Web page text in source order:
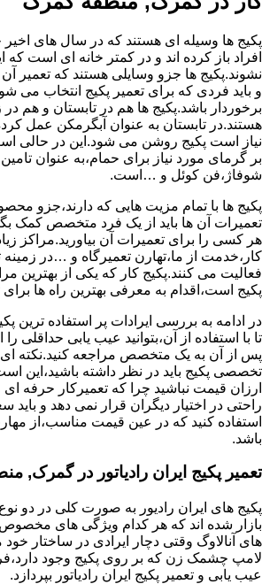
پکیج ها وسیله ای هستند که در سال های اخیر
افراد باز کرده اند و در کمتر خانه ای است که
نشوند.پکیج ها جزو وسایلی هستند که تعمیر
و باید فردی که برای تعمیر پکیج انتخاب می
برخوردار باشد.پکیج ها هم در تابستان و هم
هستند.در تابستان به عنوان آبگرمکن عمل
نیاز است پکیج روشن می شود.این در حالی
بر گرمای مورد نیاز برای حمام،به عنوان
شوفاژ،فن کوئل و …است.
پکیج ها با تمام مزیت هایی که دارند،جزو
تعمیرات آن ها باید از یک فرد متخصص کمک
هر کسی را برای تعمیرات آن بیاورید.مراکز
کار،خدمت از ما،تهارن تعمیرگاه و …در
فعالیت می کنند.پکیج کار که یکی از بهترین
پکیج است،اقدام به معرفی بهترین راه ها
در ادامه به بررسی ایرادات پر استفاده ترین
تا با استفاده از آن،بتوانید عیب یابی حداقلی
پس از آن به یک متخصص مراجعه کنید.نکته ای
تخصصی پکیج باید در نظر داشته باشید،این
ارزان قیمت نباشید چرا که تعمیرکار حرفه
راحتی در اختیار دیگران قرار نمی دهد و
استفاده کنید که در عین قیمت مناسب،از
باشد.
تعمیر پکیج ایران رادیاتور در گمرک,
پکیج های ایران رادیور به صورت کلی در دو نوع
بازار شده اند که هر کدام ویژگی های مخصوص
های آنالاوگ وقتی دچار ایرادی در ساختار
لامپ چشمک زن که بر روی پکیج وجود
عیب یابی و تعمیر پکیج ایران رادیاتور بپردازد.